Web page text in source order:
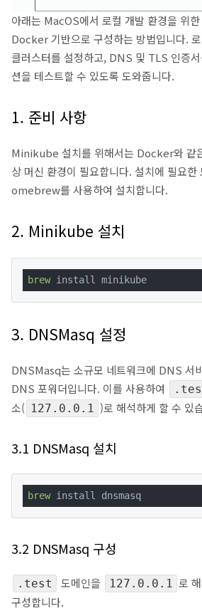
아래는 MacOS에서 로컬 개발 환경을 위
Docker 기반으로 구성하는 방법입니다.
클러스터를 설정하고, DNS 및 TLS 인증
션을 테스트할 수 있도록 도와줍니다.
1. 준비 사항
Minikube 설치를 위해서는 Docker와 같
상 머신 환경이 필요합니다. 설치에 필요
omebrew를 사용하여 설치합니다.
2. Minikube 설치
brew install minikube
3. DNSMasq 설정
DNSMasq는 소규모 네트워크에 DNS 서
DNS 포워더입니다. 이를 사용하여
소( 127.0.0.1 )로 해석하게 할 수 있
3.1 DNSMasq 설치
brew install dnsmasq
3.2 DNSMasq 구성
.test 도메인을 127.0.0.1 로
구성합니다.